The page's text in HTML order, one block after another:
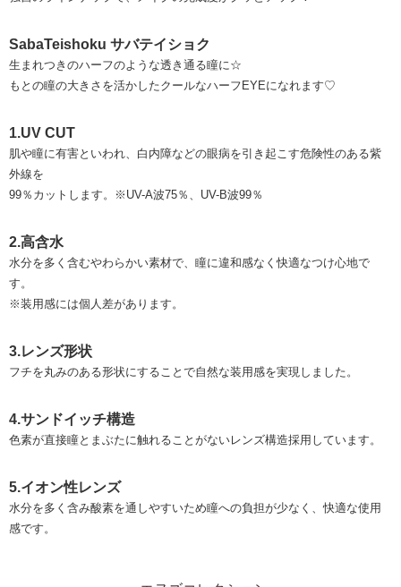
SabaTeishoku サバテイショク
生まれつきのハーフのような透き通る瞳に☆
もとの瞳の大きさを活かしたクールなハーフEYEになれます♡
1.UV CUT
肌や瞳に有害といわれ、白内障などの眼病を引き起こす危険性のある紫
外線を
99％カットします。※UV-A波75％、UV-B波99％
2.高含水
水分を多く含むやわらかい素材で、瞳に違和感なく快適なつけ心地で
す。
※装用感には個人差があります。
3.レンズ形状
フチを丸みのある形状にすることで自然な装用感を実現しました。
4.サンドイッチ構造
色素が直接瞳とまぶたに触れることがないレンズ構造採用しています。
5.イオン性レンズ
水分を多く含み酸素を通しやすいため瞳への負担が少なく、快適な使用
感です。